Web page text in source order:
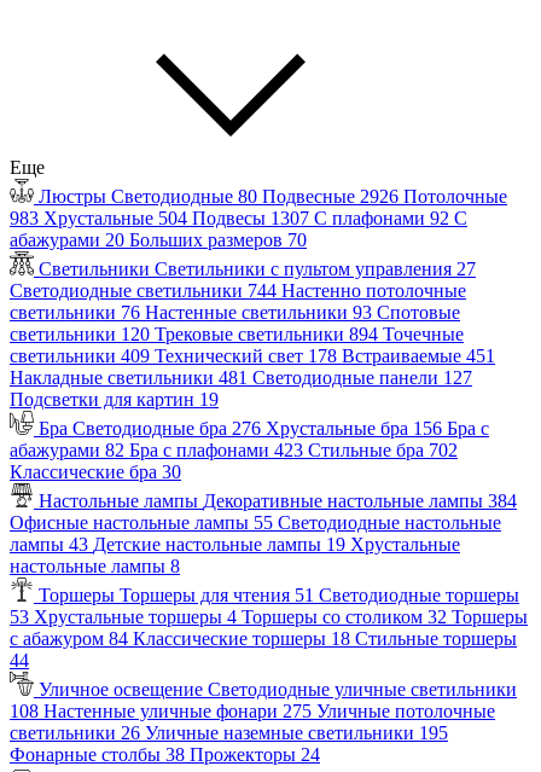
Еще
Люстры Светодиодные 80 Подвесные 2926 Потолочные
983 Хрустальные 504 Подвесы 1307 С плафонами 92 С
абажурами 20 Больших размеров 70
Светильники Светильники с пультом управления 27
Светодиодные светильники 744 Настенно потолочные
светильники 76 Настенные светильники 93 Спотовые
светильники 120 Трековые светильники 894 Точечные
светильники 409 Технический свет 178 Встраиваемые 451
Накладные светильники 481 Светодиодные панели 127
Подсветки для картин 19
Бра Светодиодные бра 276 Хрустальные бра 156 Бра с
абажурами 82 Бра с плафонами 423 Стильные бра 702
Классические бра 30
Настольные лампы Декоративные настольные лампы 384
Офисные настольные лампы 55 Светодиодные настольные
лампы 43 Детские настольные лампы 19 Хрустальные
настольные лампы 8
Торшеры Торшеры для чтения 51 Светодиодные торшеры
53 Хрустальные торшеры 4 Торшеры со столиком 32 Торшеры
с абажуром 84 Классические торшеры 18 Стильные торшеры
44
Уличное освещение Светодиодные уличные светильники
108 Настенные уличные фонари 275 Уличные потолочные
светильники 26 Уличные наземные светильники 195
Фонарные столбы 38 Прожекторы 24